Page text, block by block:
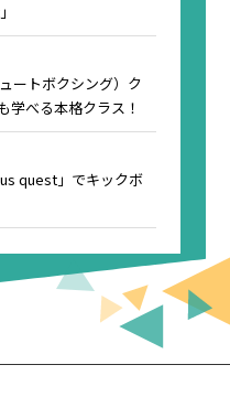
ートボクシング）ク
学べる本格クラス！
quest」でキックボ